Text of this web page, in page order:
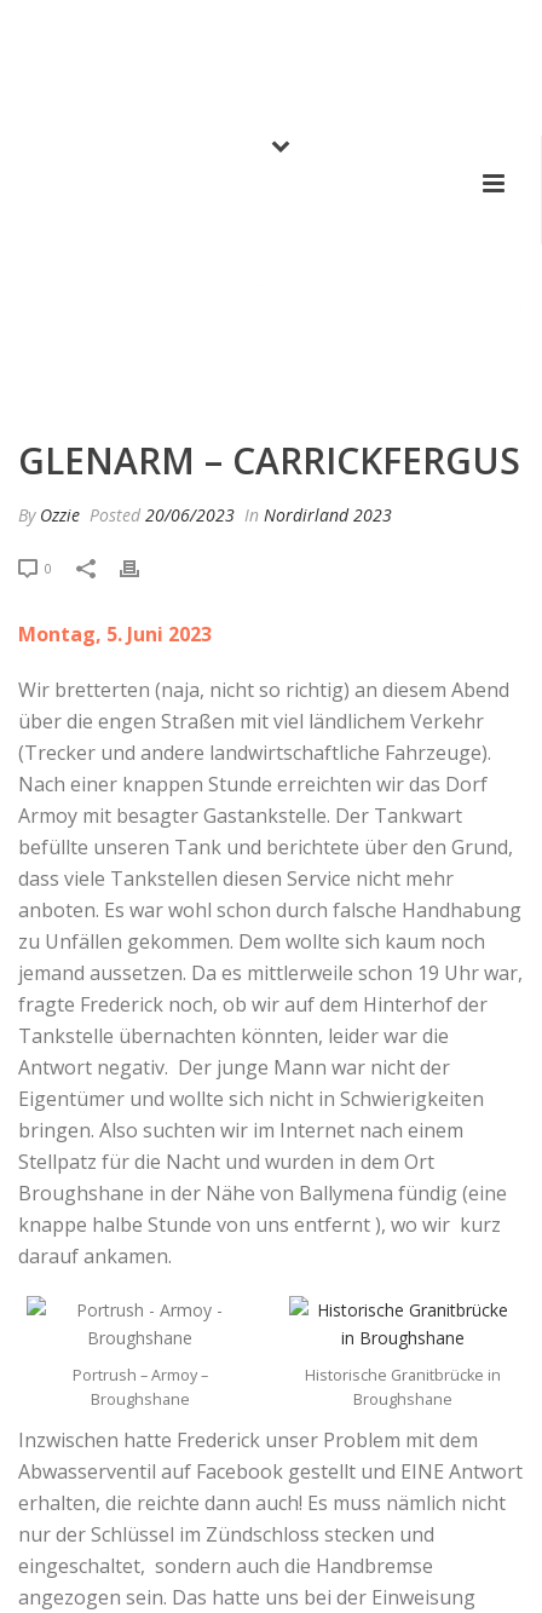
GLENARM – CARRICKFERGUS
By Ozzie Posted 20/06/2023 In Nordirland 2023
0
Montag, 5. Juni 2023
Wir bretterten (naja, nicht so richtig) an diesem Abend
über die engen Straßen mit viel ländlichem Verkehr
(Trecker und andere landwirtschaftliche Fahrzeuge).
Nach einer knappen Stunde erreichten wir das Dorf
Armoy mit besagter Gastankstelle. Der Tankwart
befüllte unseren Tank und berichtete über den Grund,
dass viele Tankstellen diesen Service nicht mehr
anboten. Es war wohl schon durch falsche Handhabung
zu Unfällen gekommen. Dem wollte sich kaum noch
jemand aussetzen. Da es mittlerweile schon 19 Uhr war,
fragte Frederick noch, ob wir auf dem Hinterhof der
Tankstelle übernachten könnten, leider war die
Antwort negativ. Der junge Mann war nicht der
Eigentümer und wollte sich nicht in Schwierigkeiten
bringen. Also suchten wir im Internet nach einem
Stellpatz für die Nacht und wurden in dem Ort
Broughshane in der Nähe von Ballymena fündig (eine
knappe halbe Stunde von uns entfernt ), wo wir kurz
darauf ankamen.
Historische Granitbrücke in
Broughshane
Portrush – Armoy –
Broughshane
Inzwischen hatte Frederick unser Problem mit dem
Abwasserventil auf Facebook gestellt und EINE Antwort
erhalten, die reichte dann auch! Es muss nämlich nicht
nur der Schlüssel im Zündschloss stecken und
eingeschaltet, sondern auch die Handbremse
angezogen sein. Das hatte uns bei der Einweisung